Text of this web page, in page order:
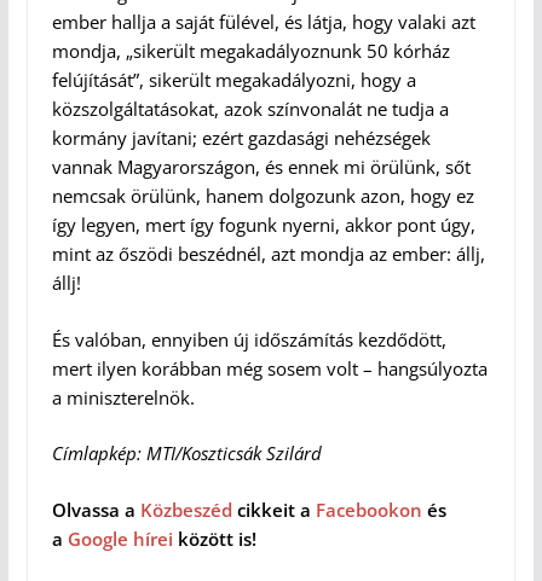
ember hallja a saját fülével, és látja, hogy valaki azt
mondja, „sikerült megakadályoznunk 50 kórház
felújítását”, sikerült megakadályozni, hogy a
közszolgáltatásokat, azok színvonalát ne tudja a
kormány javítani; ezért gazdasági nehézségek
vannak Magyarországon, és ennek mi örülünk, sőt
nemcsak örülünk, hanem dolgozunk azon, hogy ez
így legyen, mert így fogunk nyerni, akkor pont úgy,
mint az őszödi beszédnél, azt mondja az ember: állj,
állj!
És valóban, ennyiben új időszámítás kezdődött,
mert ilyen korábban még sosem volt – hangsúlyozta
a miniszterelnök.
Címlapkép: MTI/Koszticsák Szilárd
Olvassa a Közbeszéd cikkeit a Facebookon és
a Google hírei között is!